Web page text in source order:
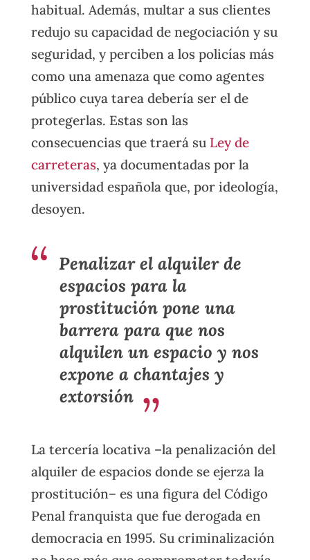
habitual. Además, multar a sus clientes
redujo su capacidad de negociación y su
seguridad, y perciben a los policías más
como una amenaza que como agentes
público cuya tarea debería ser el de
protegerlas. Estas son las
consecuencias que traerá su Ley de
carreteras, ya documentadas por la
universidad española que, por ideología,
desoyen.
Penalizar el alquiler de
espacios para la
prostitución pone una
barrera para que nos
alquilen un espacio y nos
expone a chantajes y
extorsión
La tercería locativa –la penalización del
alquiler de espacios donde se ejerza la
prostitución– es una figura del Código
Penal franquista que fue derogada en
democracia en 1995. Su criminalización